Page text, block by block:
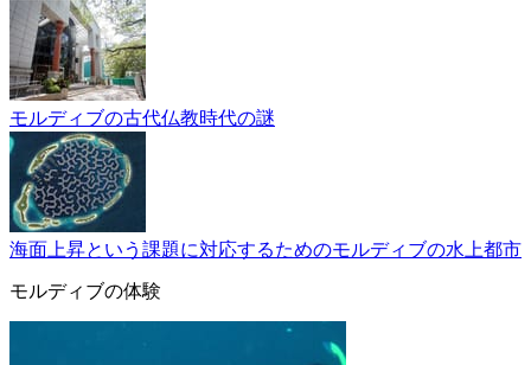
モルディブの古代仏教時代の謎
海面上昇という課題に対応するためのモルディブの水上都市
モルディブの体験